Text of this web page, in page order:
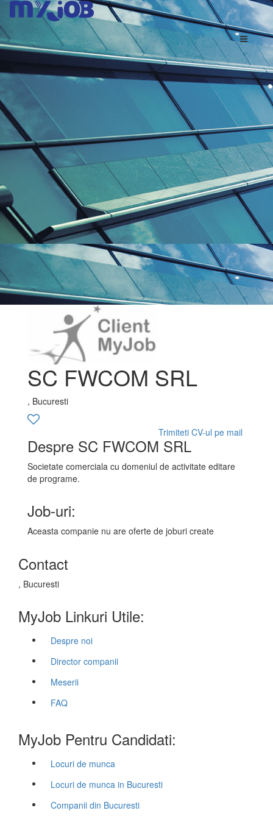
SC FWCOM SRL
, Bucuresti
Trimiteti CV-ul pe mail
Despre SC FWCOM SRL
Societate comerciala cu domeniul de activitate editare
de programe.
Job-uri:
Aceasta companie nu are oferte de joburi create
Contact
, Bucuresti
MyJob Linkuri Utile:
Despre noi
Director companii
Meserii
FAQ
MyJob Pentru Candidati:
Locuri de munca
Locuri de munca in Bucuresti
Companii din Bucuresti